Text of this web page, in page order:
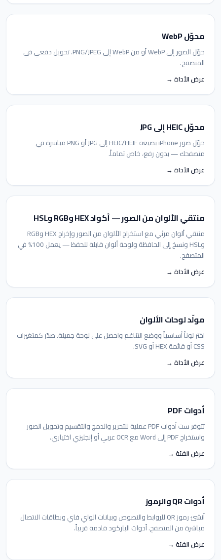
محوّل WebP
حوّل الصور إلى WebP أو من WebP إلى PNG/JPEG. تحويل دفعي في
المتصفح.
عرض الأداة →
محوّل HEIC إلى JPG
حوّل صور iPhone بصيغة HEIC/HEIF إلى JPG أو PNG مباشرة في
متصفحك — بدون رفع، خاص تماماً.
عرض الأداة →
منتقي الألوان من الصور — أكواد HEX وRGB وHSL
منتقي ألوان مرئي مع استخراج الألوان من الصور وإخراج HEX وRGB
وHSL ونسخ إلى الحافظة ولوحة ألوان قابلة للحفظ — يعمل 100% في
المتصفح.
عرض الأداة →
مولّد لوحات الألوان
اختر لوناً أساسياً ووضع التناغم واحصل على لوحة جميلة. صدّر كمتغيرات
CSS أو قائمة HEX أو SVG.
عرض الأداة →
أدوات PDF
تتوفر ست أدوات PDF عملية للتحرير والدمج والتقسيم وتحويل الصور
واستخراج PDF إلى Word مع OCR عربي أو إنجليزي اختياري.
عرض الفئة →
أدوات QR والرموز
أنشئ رموز QR للروابط والنصوص وبيانات الواي فاي وبطاقات الاتصال
مباشرة من المتصفح. أدوات الباركود قادمة قريباً.
عرض الفئة →